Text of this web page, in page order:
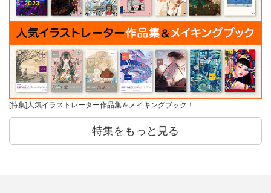
[特集]人気イラストレーター作品集＆メイキングブック！
特集をもっと見る